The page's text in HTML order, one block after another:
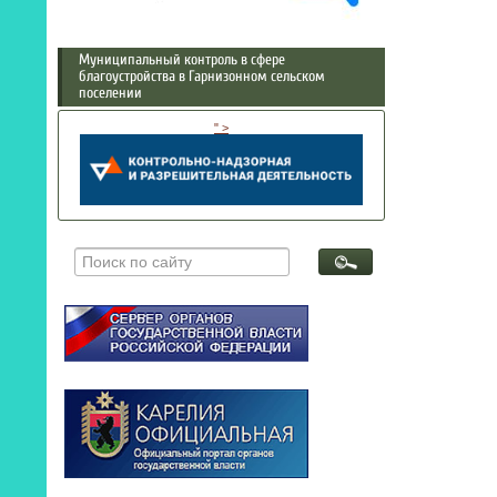
Муниципальный контроль в сфере
благоустройства в Гарнизонном сельском
поселении
" >